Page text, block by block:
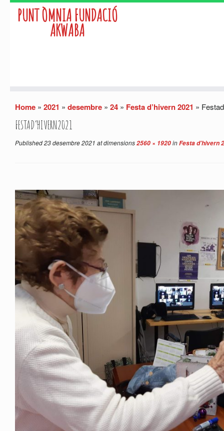
to
content
PUNT ÒMNIA FUNDACIÓ
AKWABA
Home » 2021 » desembre » 24 » Festa d’hivern 2021 »
FESTAD’HIVERN2021
Published23 desembre 2021 at dimensions2560 × 1920inFesta d’hivern